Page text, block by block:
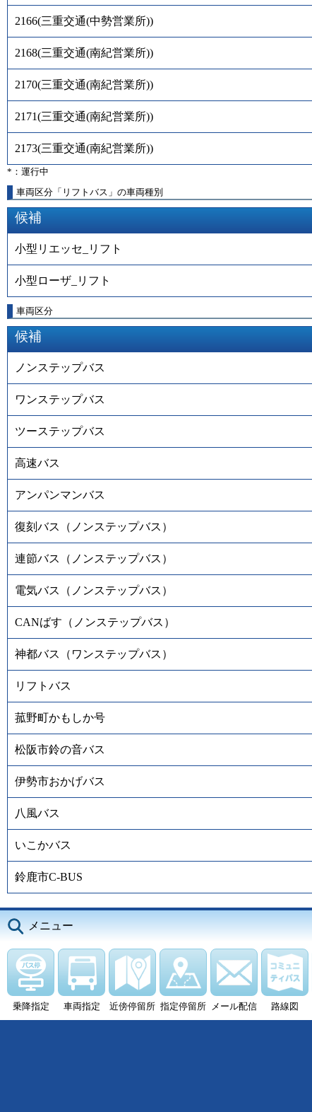
2166(三重交通(中勢営業所))
2168(三重交通(南紀営業所))
2170(三重交通(南紀営業所))
2171(三重交通(南紀営業所))
2173(三重交通(南紀営業所))
*：運行中
車両区分「リフトバス」の車両種別
候補
小型リエッセ_リフト
小型ローザ_リフト
車両区分
候補
ノンステップバス
ワンステップバス
ツーステップバス
高速バス
アンパンマンバス
復刻バス（ノンステップバス）
連節バス（ノンステップバス）
電気バス（ノンステップバス）
CANばす（ノンステップバス）
神都バス（ワンステップバス）
リフトバス
菰野町かもしか号
松阪市鈴の音バス
伊勢市おかげバス
八風バス
いこかバス
鈴鹿市C-BUS
メニュー
乗降指定 車両指定 近傍停留所 指定停留所 メール配信 路線図